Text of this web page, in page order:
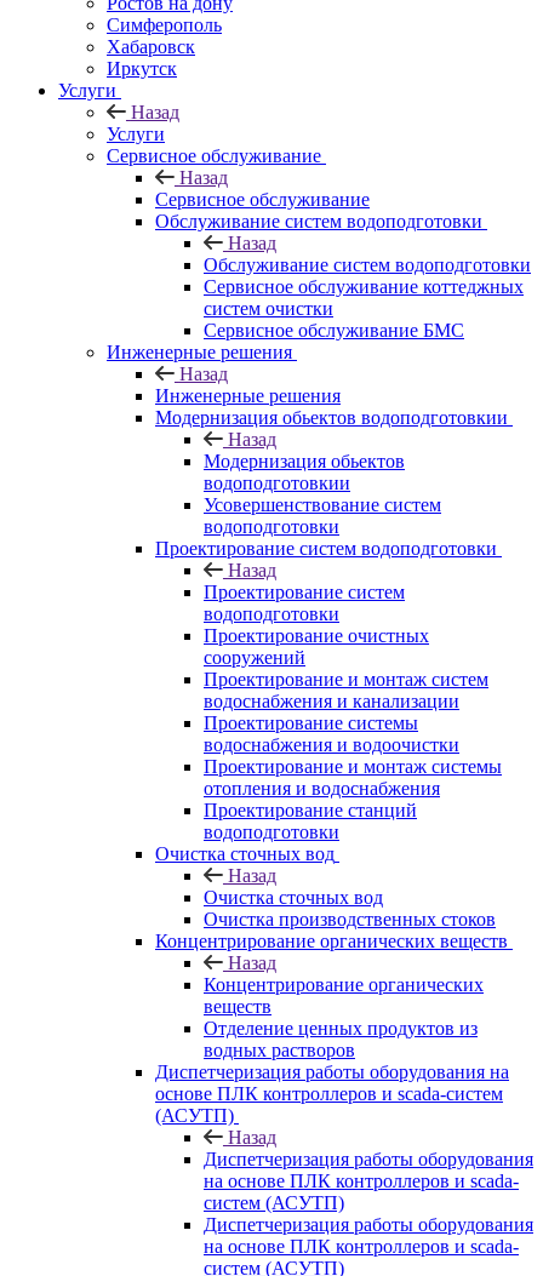
Симферополь
Хабаровск
Иркутск
Услуги
Назад
Услуги
Сервисное обслуживание
Назад
Сервисное обслуживание
Обслуживание систем водоподготовки
Назад
Обслуживание систем водоподготовки
Сервисное обслуживание коттеджных
систем очистки
Сервисное обслуживание БМС
Инженерные решения
Назад
Инженерные решения
Модернизация обьектов водоподготовкии
Назад
Модернизация обьектов
водоподготовкии
Усовершенствование систем
водоподготовки
Проектирование систем водоподготовки
Назад
Проектирование систем
водоподготовки
Проектирование очистных
сооружений
Проектирование и монтаж систем
водоснабжения и канализации
Проектирование системы
водоснабжения и водоочистки
Проектирование и монтаж системы
отопления и водоснабжения
Проектирование станций
водоподготовки
Очистка сточных вод
Назад
Очистка сточных вод
Очистка производственных стоков
Концентрирование органических веществ
Назад
Концентрирование органических
веществ
Отделение ценных продуктов из
водных растворов
Диспетчеризация работы оборудования на
основе ПЛК контроллеров и scada-систем
(АСУТП)
Назад
Диспетчеризация работы оборудования
на основе ПЛК контроллеров и scada-
систем (АСУТП)
Диспетчеризация работы оборудования
на основе ПЛК контроллеров и scada-
систем (АСУТП)